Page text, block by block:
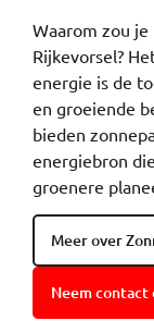
Waarom zou
Rijkevorsel?
energie is de
en groeiende
bieden
energiebron
groenere
Meer over
Neem contact